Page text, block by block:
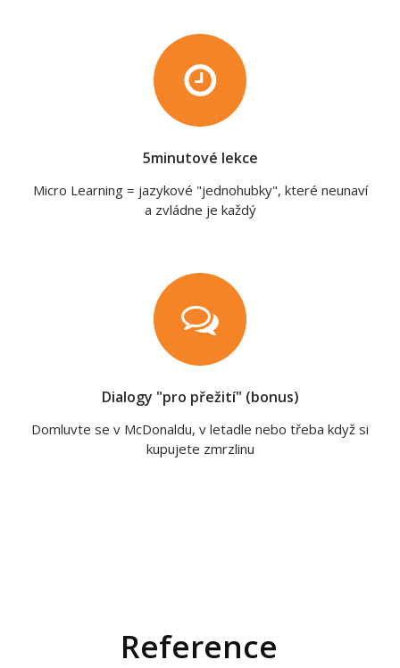
5minutové lekce
Micro Learning = jazykové "jednohubky", které neunaví
a zvládne je každý
Dialogy "pro přežití" (bonus)
Domluvte se v McDonaldu, v letadle nebo třeba když si
kupujete zmrzlinu
Reference